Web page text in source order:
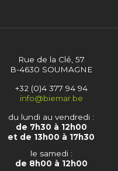
Rue de la Clé, 57
B-4630 SOUMAGNE
+32 (0)4 377 94 94
info@biemar.be
du lundi au vendredi :
de 7h30 à 12h00
et de 13h00 à 17h30
le samedi :
de 8h00 à 12h00